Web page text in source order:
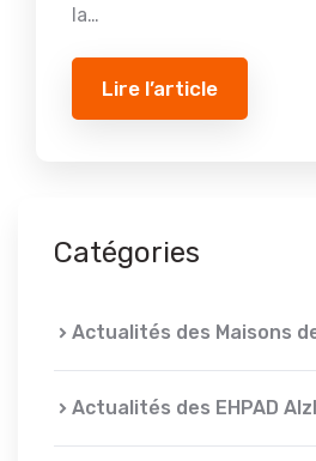
la…
Lire l’article
Catégories
Actualités des Maisons
Actualités des EHPAD